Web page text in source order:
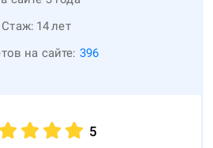
Стаж: 14лет
на сайте: 396
5